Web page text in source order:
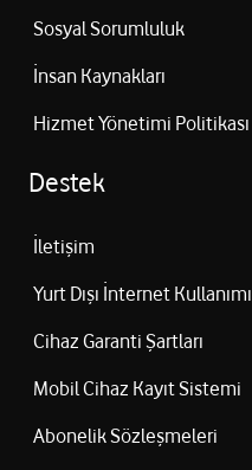
Sosyal Sorumluluk
İnsan Kaynakları
Hizmet Yönetimi Politikası
Destek
İletişim
Yurt Dışı İnternet Kullanımı
Cihaz Garanti Şartları
Mobil Cihaz Kayıt Sistemi
Abonelik Sözleşmeleri